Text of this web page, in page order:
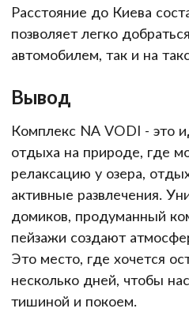
Расстояние до Киева
позволяет легко
автомобилем, так и на
Вывод
Комплекс NA VODI - это
отдыха на природе, где
релаксацию у озера,
активные развлечения.
домиков, продуманный
пейзажи создают
Это место, где хочется
несколько дней, чтобы
тишиной и покоем.